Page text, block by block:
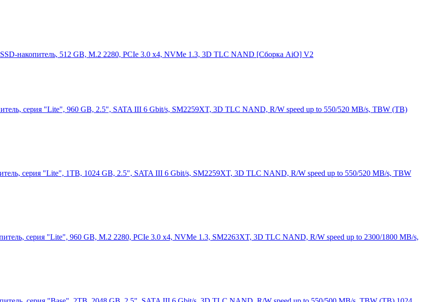
накопитель, 512 GB, M.2 2280, PCIe 3.0 x4, NVMe 1.3, 3D TLC NAND [Сборка AiO] V2
серия "Lite", 960 GB, 2.5", SATA III 6 Gbit/s, SM2259XT, 3D TLC NAND, R/W speed up to 550/520 MB/s, TBW (TB)
серия "Lite", 1TB, 1024 GB, 2.5", SATA III 6 Gbit/s, SM2259XT, 3D TLC NAND, R/W speed up to 550/520 MB/s, TBW
серия "Lite", 960 GB, M.2 2280, PCIe 3.0 x4, NVMe 1.3, SM2263XT, 3D TLC NAND, R/W speed up to 2300/1800 MB/s,